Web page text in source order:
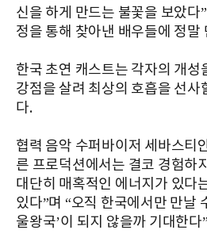
신을 하게 만드는 불꽃을 보았다
정을 통해 찾아낸 배우들에 정말
한국 초연 캐스트는 각자의 개성
강점을 살려 최상의 호흡을 선사
다.
협력 음악 수퍼바이저 세바스티
른 프로덕션에서는 결코 경험하
대단히 매혹적인 에너지가 있다
있다”며 “오직 한국에서만 만날
울왕국’이 되지 않을까 기대한다